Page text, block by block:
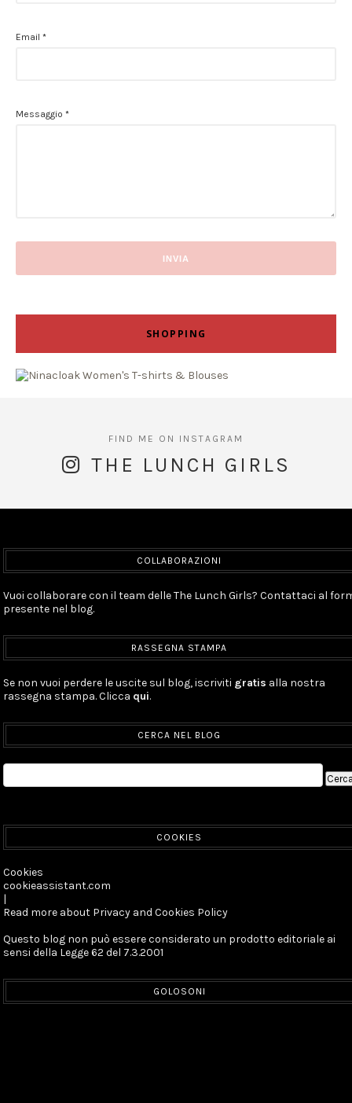
Email *
Messaggio *
SHOPPING
THE LUNCH GIRLS
COLLABORAZIONI
Vuoi collaborare con il team delle The Lunch Girls? Contattaci al
presente nel blog.
RASSEGNA STAMPA
Se non vuoi perdere le uscite sul blog, iscriviti gratis alla nostra
rassegna stampa. Clicca qui.
CERCA NEL BLOG
COOKIES
Cookies
cookieassistant.com
|
Read more about Privacy and Cookies Policy
Questo blog non può essere considerato un prodotto editoriale ai
sensi della Legge 62 del 7.3.2001
GOLOSONI